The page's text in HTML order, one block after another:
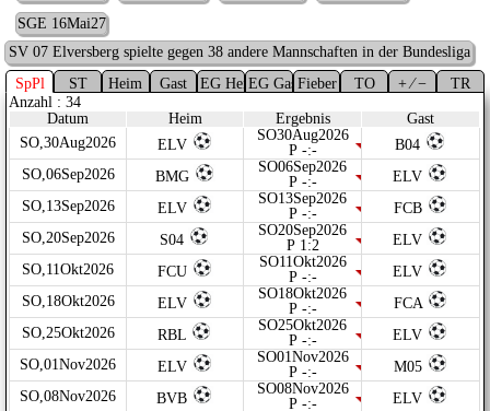
SGE 16Mai27
SV 07 Elversberg spielte gegen 38 andere Mannschaften in der Bundesliga
SpPl
ST Heim Gast EG HeimEG GastFieber TO + ⁄ −
TR
Anzahl : 34
Datum
Heim Ergebnis
Gast
SO,30Aug2026
ELV
SO30Aug2026
P -:-
B04
SO,06Sep2026
BMG
SO06Sep2026
P -:-
ELV
SO,13Sep2026
ELV
SO13Sep2026
P -:-
FCB
SO,20Sep2026
S04
SO20Sep2026
P 1:2
ELV
SO,11Okt2026
FCU
SO11Okt2026
P -:-
ELV
SO,18Okt2026
ELV
SO18Okt2026
P -:-
FCA
SO,25Okt2026
RBL
SO25Okt2026
P -:-
ELV
SO,01Nov2026
ELV
SO01Nov2026
P -:-
M05
SO,08Nov2026
BVB
SO08Nov2026
P -:-
ELV